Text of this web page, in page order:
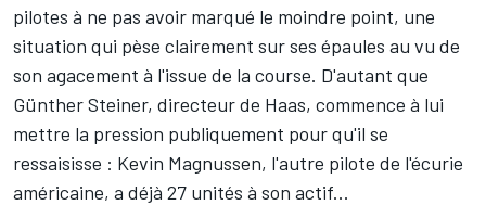
pilotes à ne pas avoir marqué le moindre point, une
situation qui pèse clairement sur ses épaules au vu de
son agacement à l'issue de la course. D'autant que
Günther Steiner, directeur de Haas, commence à lui
mettre la pression publiquement pour qu'il se
ressaisisse : Kevin Magnussen, l'autre pilote de l'écurie
américaine, a déjà 27 unités à son actif...